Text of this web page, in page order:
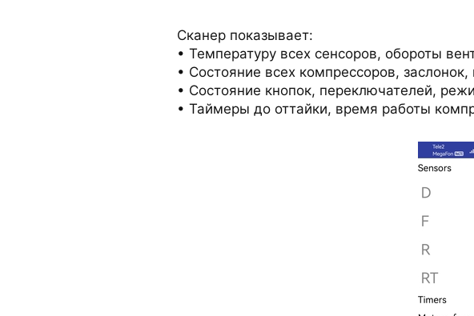
Сканер показывает:
Температуру всех сенсоров, обороты
Состояние всех компрессоров, заслонок,
Состояние кнопок, переключателей,
Таймеры до оттайки, время работы